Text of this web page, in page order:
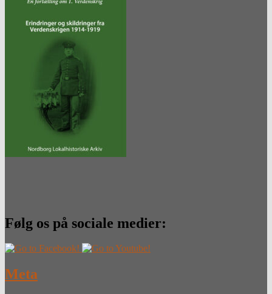
Følg os på sociale medier:
Meta